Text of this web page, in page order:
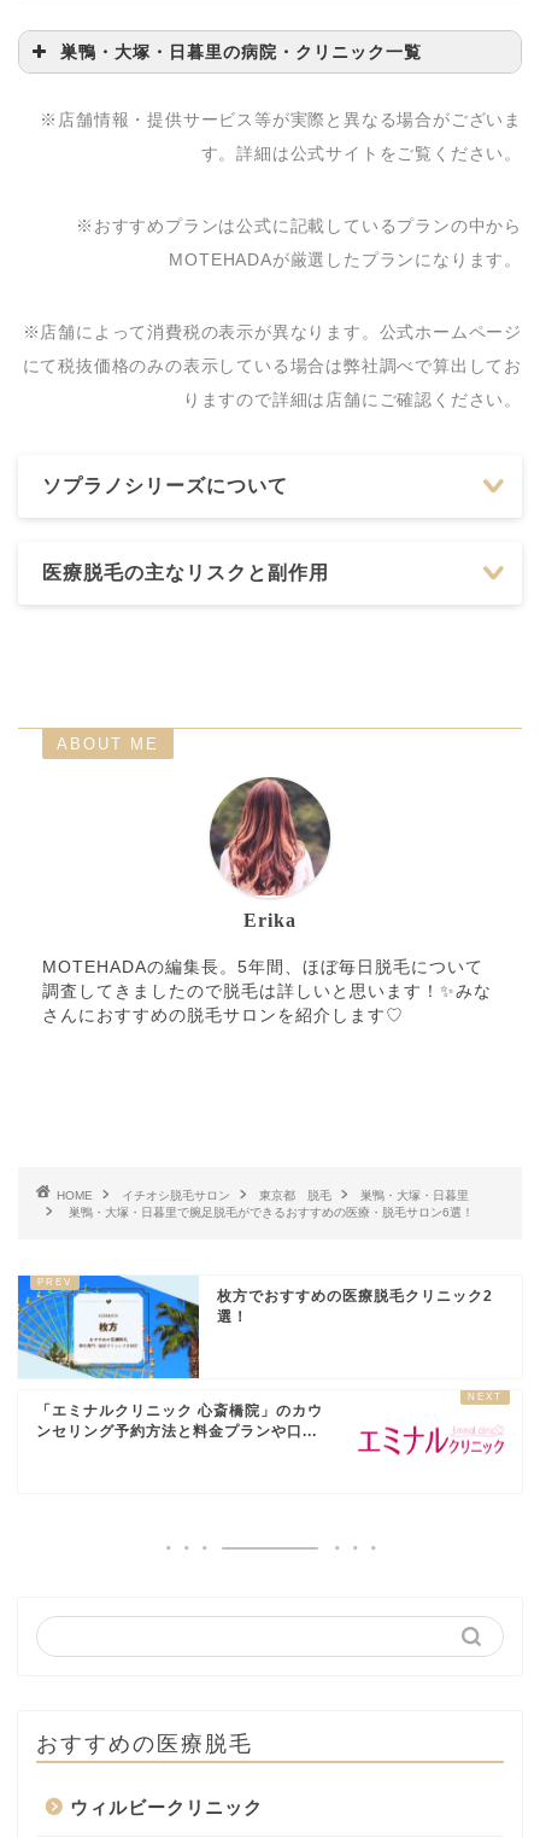
巣鴨・大塚・日暮里の病院・クリニック一覧
大塚美容形成外科 東京
0120-80-1611
すがも小林皮フ科 03-5972-1825
※店舗情報・提供サービス等が実際と異なる場合がございま
す。詳細は公式サイトをご覧ください。
※おすすめプランは公式に記載しているプランの中から
MOTEHADAが厳選したプランになります。
※店舗によって消費税の表示が異なります。公式ホームページ
にて税抜価格のみの表示している場合は弊社調べで算出してお
りますので詳細は店舗にご確認ください。
ソプラノシリーズについて
医療脱毛の主なリスクと副作用
ABOUT ME
Erika
MOTEHADAの編集長。5年間、ほぼ毎日脱毛について
調査してきましたので脱毛は詳しいと思います！✨みな
さんにおすすめの脱毛サロンを紹介します♡
HOME イチオシ脱毛サロン 東京都 脱毛
巣鴨・大塚・日暮里
巣鴨・大塚・日暮里で腕足脱毛ができるおすすめの医療・脱毛サロン6選！
枚方でおすすめの医療脱毛クリニック2
選！
「エミナルクリニック 心斎橋院」のカウ
ンセリング予約方法と料金プランや口...
おすすめの医療脱毛
ウィルビークリニック